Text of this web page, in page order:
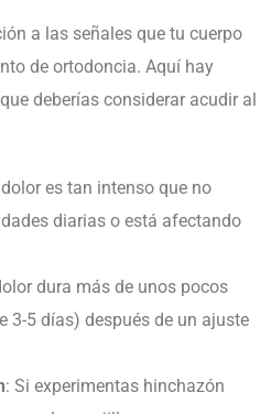
a las señales que tu cuerpo
de ortodoncia. Aquí hay
deberías considerar acudir al
es tan intenso que no
diarias o está afectando
dura más de unos pocos
3-5 días) después de un ajuste
: Si experimentas hinchazón